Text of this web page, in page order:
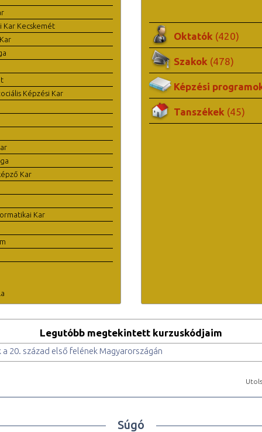
Kar Kecskemét
Képzési Kar
Kar
Kar
Oktatók (420)
Szakok (478)
Képzési
Tanszékek (45)
Legutóbb megtekintett kurzuskódjaim
a 20. század első felének Magyarországán
Súgó